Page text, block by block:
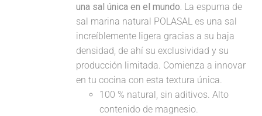
una sal única en el mundo. La espuma de
sal marina natural POLASAL es una sal
increíblemente ligera gracias a su baja
densidad, de ahí su exclusividad y su
producción limitada. Comienza a innovar
en tu cocina con esta textura única.
100 % natural, sin aditivos. Alto
contenido de magnesio.